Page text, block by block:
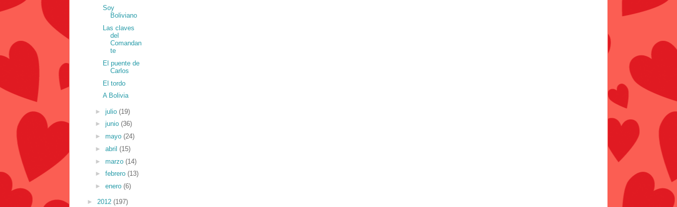
Soy
Boliviano
Las claves
del
Comandan
te
El puente de
Carlos
El tordo
A Bolivia
► julio (19)
► junio (36)
► mayo (24)
► abril (15)
► marzo (14)
► febrero (13)
► enero (6)
► 2012 (197)